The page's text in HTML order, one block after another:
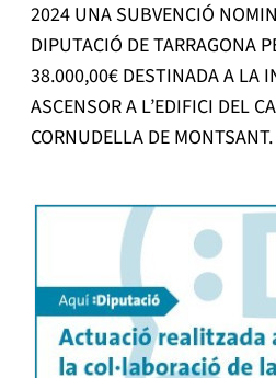
2024 UNA SUBVENCIÓ
DIPUTACIÓ DE TARRAGONA
38.000,00€ DESTINADA A LA
ASCENSOR A L’EDIFICI DEL
CORNUDELLA DE MONTSANT.